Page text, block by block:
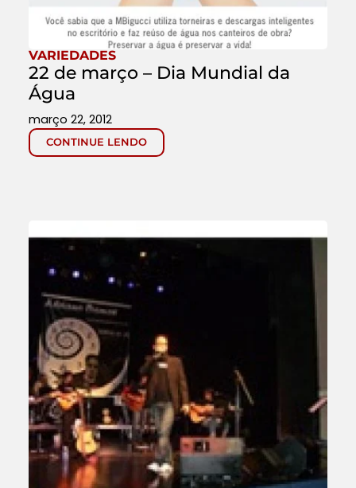
VARIEDADES
22 de março – Dia Mundial da
Água
CONTINUE LENDO
março 22, 2012